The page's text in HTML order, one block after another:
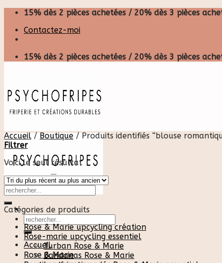
Skip
content
15% dès 2 pièces achetées / 20% dès 3 pièces
Contactez-moi
15% dès 2 pièces achetées / 20% dès 3 pièces
Recherche
pour :
Accueil
Rose & Marie
Accueil / Boutique /Produits identifiés “blouse
Filtrer
Voici le seul résultat
Catégories de produits
Rose & Marie upcycling création
Rose-marie upcycling essentiel
Turban Rose & Marie
Bandanas Rose & Marie